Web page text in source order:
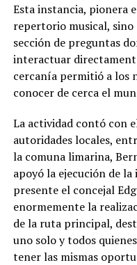
Esta instancia, pionera
repertorio musical,
sección de preguntas
interactuar
cercanía permitió a los
conocer de cerca el
La actividad contó con
autoridades locales,
la comuna limarina,
apoyó la ejecución de
presente el concejal
enormemente la
de la ruta principal,
uno solo y todos
tener las mismas